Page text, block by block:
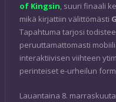
of Kingsin, suuri finaali
mikä kirjattiin välittömästi
Tapahtuma tarjosi
peruuttamattomasti
interaktiivisen viihteen
perinteiset e-urheilun
Lauantaina 8.